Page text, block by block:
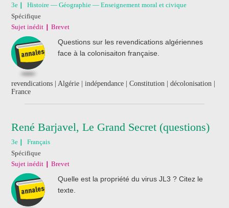
3e
Histoire — Géographie — Enseignement moral et civique
Spécifique
Sujet inédit
Brevet
Questions sur les revendications algériennes
face à la colonisaiton française.
revendications | Algérie | indépendance | Constitution | décolonisation |
France
René Barjavel, Le Grand Secret (questions)
3e
Français
Spécifique
Sujet inédit
Brevet
Quelle est la propriété du virus JL3 ? Citez le
texte.